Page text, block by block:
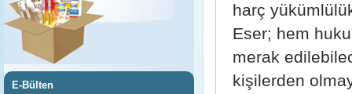
E-Bülten
harç
Eser; hem
merak
kişilerden